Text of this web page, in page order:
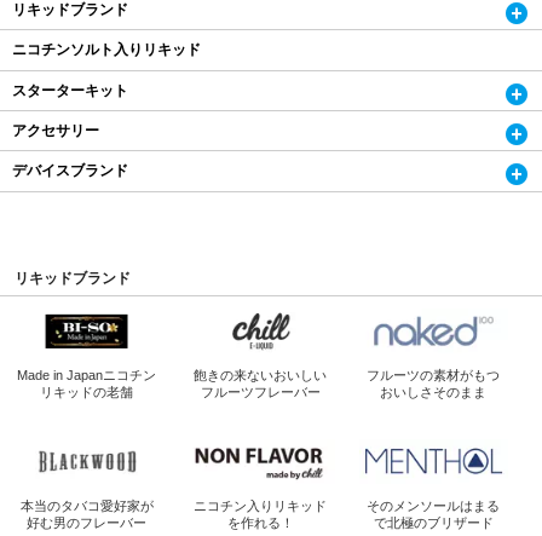
リキッドブランド
ニコチンソルト入りリキッド
スターターキット
アクセサリー
デバイスブランド
リキッドブランド
Made in Japanニコチン
リキッドの老舗
飽きの来ないおいしい
フルーツフレーバー
フルーツの素材がもつ
おいしさそのまま
本当のタバコ愛好家が
好む男のフレーバー
ニコチン入り リキッド
を作れる！
そのメンソールは まる
で北極のブリザード